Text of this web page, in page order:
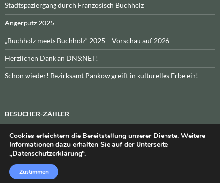
Stadtspaziergang durch Französisch Buchholz
Angerputz 2025
„Buchholz meets Buchholz“ 2025 – Vorschau auf 2026
Herzlichen Dank an DNS:NET!
Schon wieder! Bezirksamt Pankow greift in kulturelles Erbe ein!
BESUCHER-ZÄHLER
Heute:_\n\nInsgesamt:_
Datenschutzerklärung
Cookies erleichtern die Bereitstellung unserer Dienste. Weitere
Informationen dazu erhalten Sie auf der Unterseite
„Datenschutzerklärung“.
Zustimmen